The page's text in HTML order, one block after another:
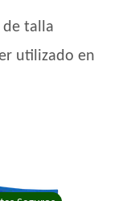
de talla
utilizado en